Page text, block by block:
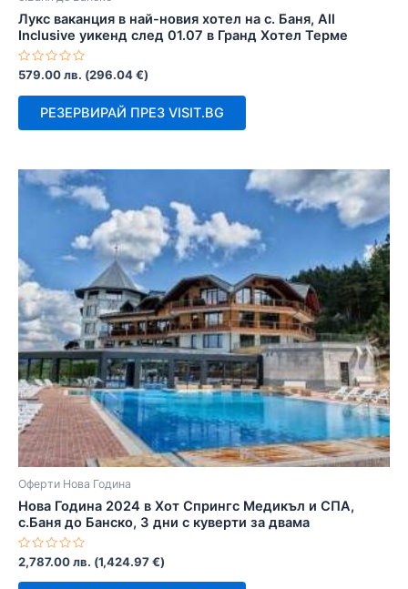
Лукс ваканция в най-новия хотел на с. Баня, All
Inclusive уикенд след 01.07 в Гранд Хотел Терме
Оценено
с
0
579.00лв. (296.04€)
РЕЗЕРВИРАЙ ПРЕЗ VISIT.BG
Оферти Нова Година
Нова Година 2024 в Хот Спрингс Медикъл и СПА,
с.Баня до Банско, 3 дни с куверти за двама
Оценено
с
0
2,787.00лв. (1,424.97€)